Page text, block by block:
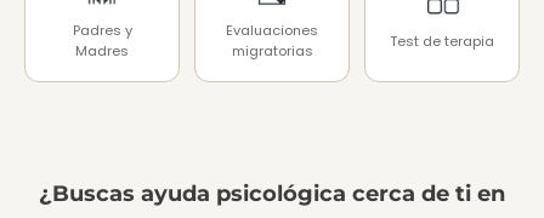
Padres y
Madres
Evaluaciones
migratorias
Test de terapia
¿Buscas ayuda psicológica cerca de ti en